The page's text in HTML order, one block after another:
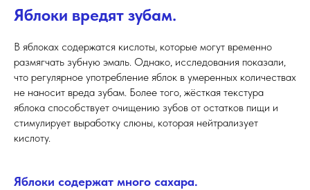
Яблоки вредят зубам.
В яблоках содержатся кислоты, которые могут временно
размягчать зубную эмаль. Однако, исследования показали,
что регулярное употребление яблок в умеренных количествах
не наносит вреда зубам. Более того, жёсткая текстура
яблока способствует очищению зубов от остатков пищи и
стимулирует выработку слюны, которая нейтрализует
кислоту.
Яблоки содержат много сахара.